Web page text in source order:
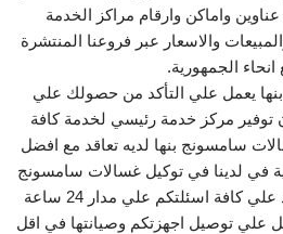
واماكن وارقام مراكز الخدمة
والاسعار عبر فروعنا المنتشرة
انحاء الجمهورية.
يعمل علي التأكد من حصولك علي
مركز خدمة رئيسي لخدمة كافة
سامسونج بنها لديه تعاقد مع افضل
في لدينا في توكيل غسالات سامسونج
بنها فرع فريق مخصص للرد علي كافة اسئلتكم علي مدار 24 ساعة
علي توصيل اجهزتكم وصيانتها في اقل